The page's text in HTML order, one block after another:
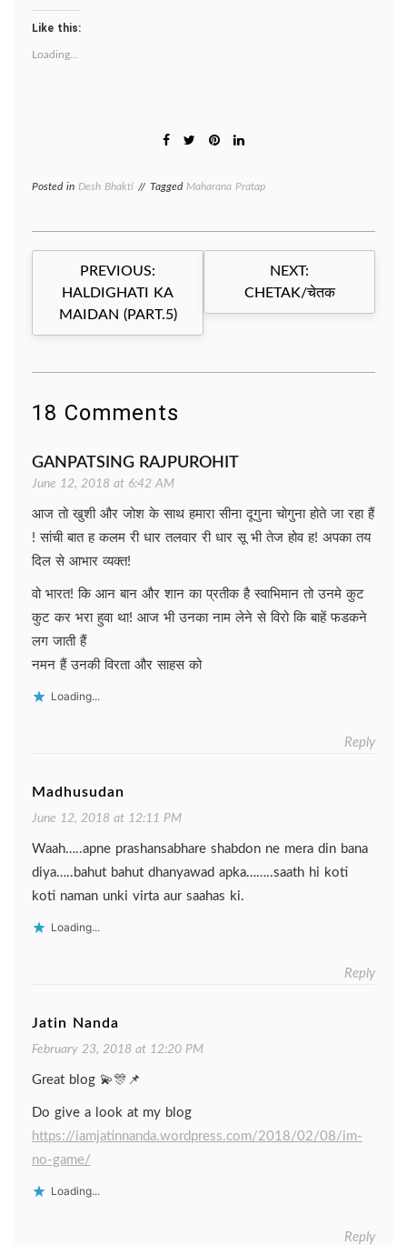
Like this:
Loading...
Posted in Desh Bhakti Tagged Maharana Pratap
Post
navigation
PREVIOUS:
HALDIGHATI KA
MAIDAN (PART.5)
NEXT:
CHETAK/चेतक
18 Comments
GANPATSING RAJPUROHIT
June 12, 2018 at 6:42 AM
आज तो खुशी और जोश के साथ हमारा सीना दूगुना चोगुना होते जा रहा हैं
! सांची बात ह कलम री धार तलवार री धार सू भी तेज होव ह! अपका तय
दिल से आभार व्यक्त!
वो भारत! कि आन बान और शान का प्रतीक है स्वाभिमान तो उनमे कुट
कुट कर भरा हुवा था! आज भी उनका नाम लेने से विरो कि बाहें फडकने
लग जाती हैं
नमन हैं उनकी विरता और साहस को
Loading...
Reply
Madhusudan
June 12, 2018 at 12:11 PM
Waah…..apne prashansabhare shabdon ne mera din bana
diya…..bahut bahut dhanyawad apka……..saath hi koti
koti naman unki virta aur saahas ki.
Loading...
Reply
Jatin Nanda
February 23, 2018 at 12:20 PM
Great blog 💫🎊📌
Do give a look at my blog
https://iamjatinnanda.wordpress.com/2018/02/08/im-
no-game/
Loading...
Reply